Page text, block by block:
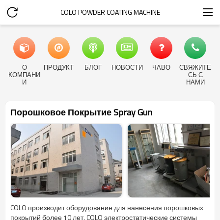
COLO POWDER COATING MACHINE
О
КОМПАНИ
И
ПРОДУКТ БЛОГ НОВОСТИ ЧАВО СВЯЖИТЕ
СЬ С
НАМИ
Порошковое Покрытие Spray Gun
COLO производит оборудование для нанесения порошковых
покрытий более 10 лет. COLO электростатические системы